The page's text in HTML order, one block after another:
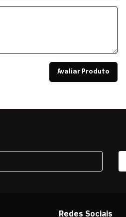
Avaliar Produto
Redes Sociais